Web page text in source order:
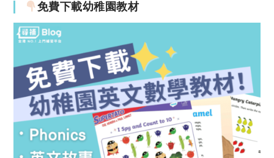
免費下載幼稚園教材